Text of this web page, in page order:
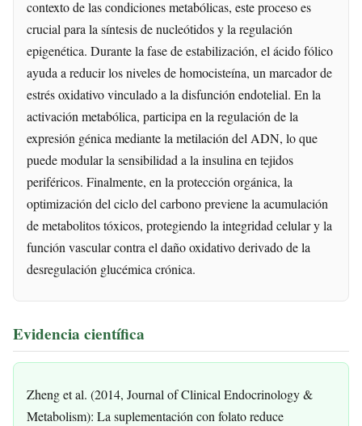
contexto de las condiciones metabólicas, este proceso es
crucial para la síntesis de nucleótidos y la regulación
epigenética. Durante la fase de estabilización, el ácido fólico
ayuda a reducir los niveles de homocisteína, un marcador de
estrés oxidativo vinculado a la disfunción endotelial. En la
activación metabólica, participa en la regulación de la
expresión génica mediante la metilación del ADN, lo que
puede modular la sensibilidad a la insulina en tejidos
periféricos. Finalmente, en la protección orgánica, la
optimización del ciclo del carbono previene la acumulación
de metabolitos tóxicos, protegiendo la integridad celular y la
función vascular contra el daño oxidativo derivado de la
desregulación glucémica crónica.
Evidencia científica
Zheng et al. (2014, Journal of Clinical Endocrinology &
Metabolism): La suplementación con folato reduce